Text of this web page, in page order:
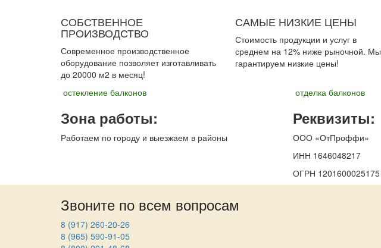
СОБСТВЕННОЕ
ПРОИЗВОДСТВО
Современное производственное
оборудование позволяет изготавливать
до 20000 м2 в месяц!
САМЫЕ НИЗКИЕ ЦЕНЫ
Стоимость продукции и услуг в
среднем на 12% ниже рыночной. Мы
гарантируем низкие цены!
остекление балконов отделка балконов
Зона работы:
Работаем по городу и выезжаем в районы
Реквизиты:
ООО «ОтПроффи»
ИНН 1646048217
ОГРН 1201600025175
Звоните по всем вопросам
8 (917) 260-20-26
8 (965) 590-91-05